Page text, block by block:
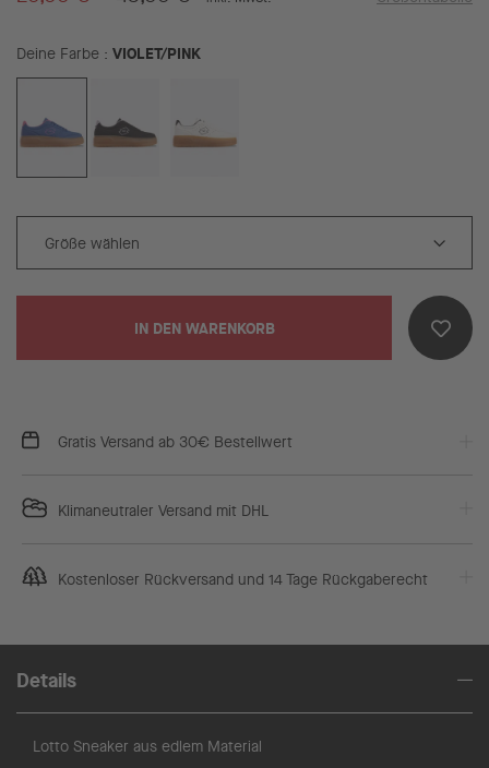
Deine Farbe VIOLET/PINK
IN DEN WARENKORB
Gratis Versand ab 30€ Bestellwert
Klimaneutraler Versand mit DHL
Kostenloser Rückversand und 14 Tage Rückgaberecht
Details
Lotto Sneaker aus edlem Material